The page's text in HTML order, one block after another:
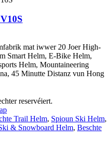
mat iwwer 20 Joer High-
Smart Helm, E-Bike Helm,
Helm, Mountaineering
45 Minutte Distanz vun Hong
reservéiert.
Trail Helm, Spioun Ski Helm,
& Snowboard Helm, Beschte